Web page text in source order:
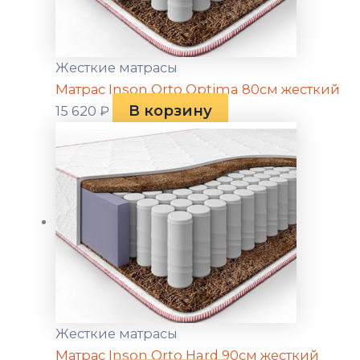
Жесткие матрасы
Матрас Inson Orto Optima 80см жесткий
15 620₽ В корзину
Жесткие матрасы
Матрас Inson Orto Hard 90см жесткий